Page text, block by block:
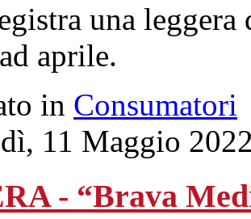
una
aprile.
in Consumatori
11 Maggio
- “Brava